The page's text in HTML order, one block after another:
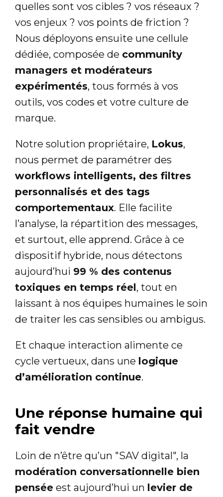
quelles sont vos cibles ? vos réseaux ?
vos enjeux ? vos points de friction ?
Nous déployons ensuite une cellule
dédiée, composée de community
managers et modérateurs
expérimentés, tous formés à vos
outils, vos codes et votre culture de
marque.
Notre solution propriétaire, Lokus,
nous permet de paramétrer des
workflows intelligents, des filtres
personnalisés et des tags
comportementaux. Elle facilite
l’analyse, la répartition des messages,
et surtout, elle apprend. Grâce à ce
dispositif hybride, nous détectons
aujourd’hui 99 % des contenus
toxiques en temps réel, tout en
laissant à nos équipes humaines le soin
de traiter les cas sensibles ou ambigus.
Et chaque interaction alimente ce
cycle vertueux, dans une logique
d’amélioration continue.
Une réponse humaine qui
fait vendre
Loin de n’être qu’un "SAV digital", la
modération conversationnelle bien
pensée est aujourd’hui un levier de